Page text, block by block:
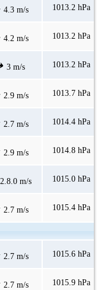
4.3 m/s 1013.2 hPa
4.2 m/s 1013.2 hPa
3 m/s 1013.2 hPa
2.9 m/s 1013.7 hPa
2.7 m/s 1014.4 hPa
2.9 m/s 1014.8 hPa
2.8.0 m/s 1015.0 hPa
2.7 m/s 1015.4 hPa
2.7 m/s 1015.6 hPa
2.7 m/s 1015.9 hPa